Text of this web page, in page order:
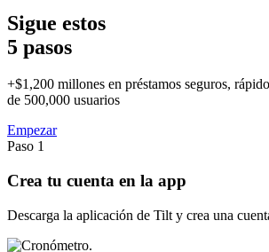
Sigue estos
5 pasos
+$1,200 millones en préstamos seguros,
de 500,000 usuarios
Empezar
Paso 1
Crea tu cuenta en la app
Descarga la aplicación de Tilt y crea una